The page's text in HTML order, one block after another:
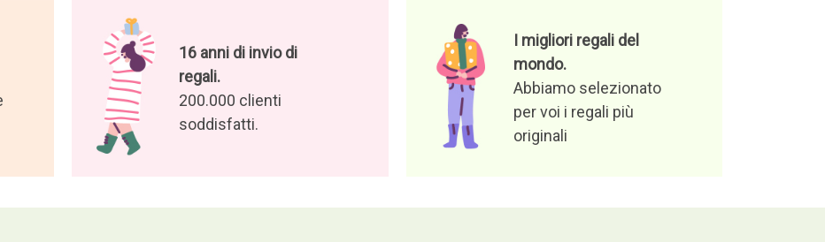
16 anni di invio di
regali.
200.000 clienti
soddisfatti.
I migliori regali del
mondo.
Abbiamo selezionato
per voi i regali più
originali